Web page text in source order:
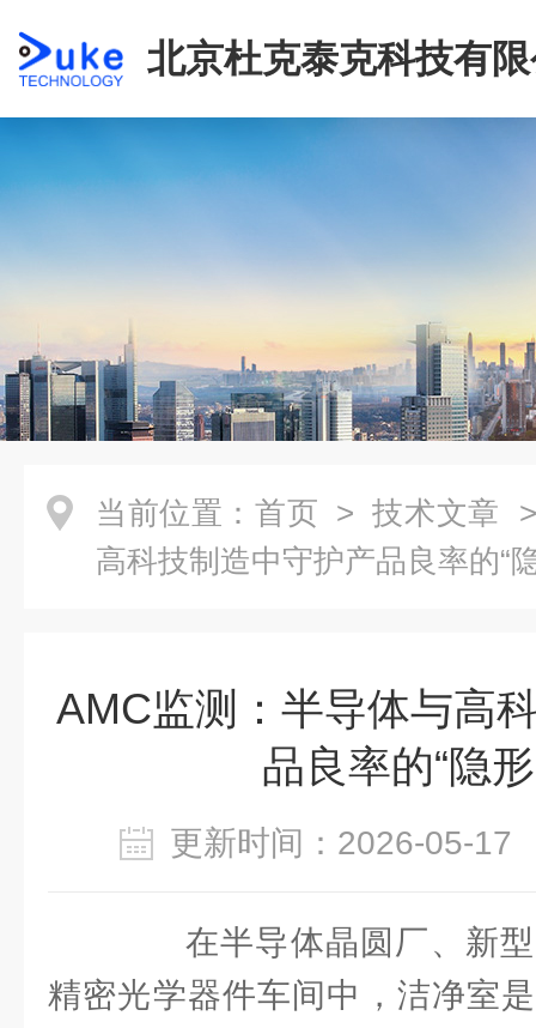
北京杜克泰克科技有
当前位置： 首页 > 技术文章
高科技制造中守护产品良率的“
AMC监测：半导体与高
品良率的“隐
更新时间：2026-05-
在半导体晶圆厂、新型
精密光学器件车间中，洁净室